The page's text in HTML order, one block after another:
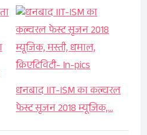
धनबाद IIT-ISM का कल्चरल
फेस्ट सृजन 2018 म्यूजिक,…